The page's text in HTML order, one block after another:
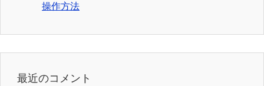
操作方法
最近のコメント